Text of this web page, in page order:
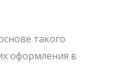
такого
оформления в